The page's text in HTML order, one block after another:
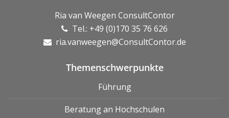
Ria van Weegen ConsultContor
Tel.: +49 (0)170 35 76 626
ria.vanweegen@ConsultContor.de
Themenschwerpunkte
Führung
Beratung an Hochschulen